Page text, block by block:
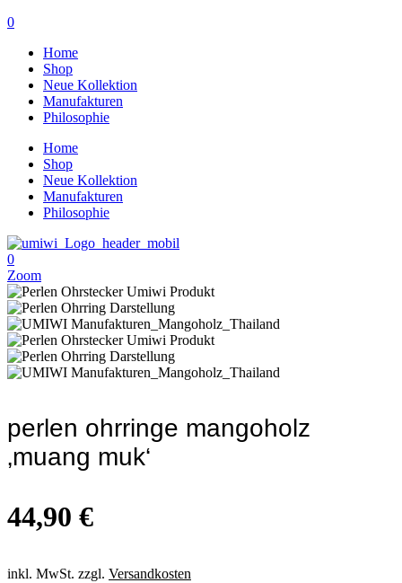
0
Home
Shop
Neue Kollektion
Manufakturen
Philosophie
Home
Shop
Neue Kollektion
Manufakturen
Philosophie
0
Zoom
perlen ohrringe mangoholz
‚muang muk‘
44,90 €
inkl. MwSt. zzgl. Versandkosten